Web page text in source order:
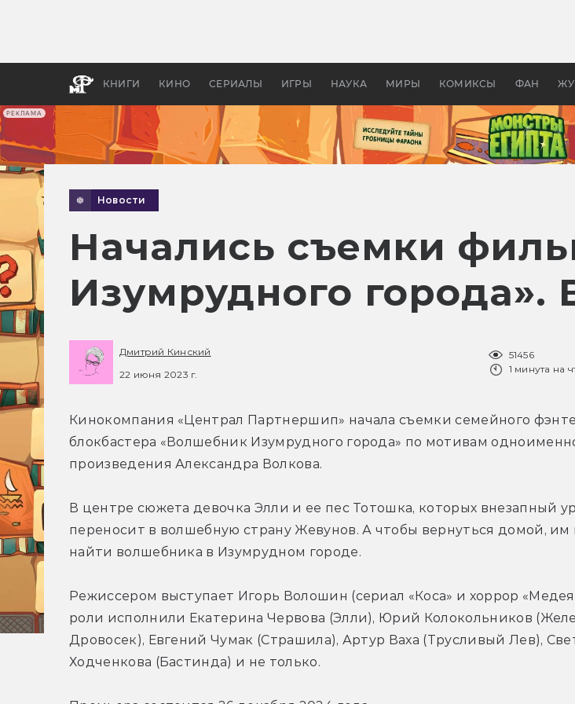
РЕКЛАМА
КНИГИ КИНО СЕРИАЛЫ ИГРЫ НАУКА МИРЫ КОМИКСЫ ФАН
бы «Властелина колец»
Новости
Начались съемки
Изумрудного
Дмитрий Кинский
22 июня 2023 г.
51456
1 минута на
Кинокомпания «Централ Партнершип» начала съемки семейного
блокбастера «Волшебник Изумрудного города» по мотивам
произведения Александра Волкова.
В центре сюжета девочка Элли и ее пес Тотошка, которых внезапный
переносит в волшебную страну Жевунов. А чтобы вернуться домой, им
найти волшебника в Изумрудном городе.
Режиссером выступает Игорь Волошин (сериал «Коса» и хоррор
роли исполнили Екатерина Червова (Элли), Юрий Колокольников
Дровосек), Евгений Чумак (Страшила), Артур Ваха (Трусливый Лев),
Ходченкова (Бастинда) и не только.